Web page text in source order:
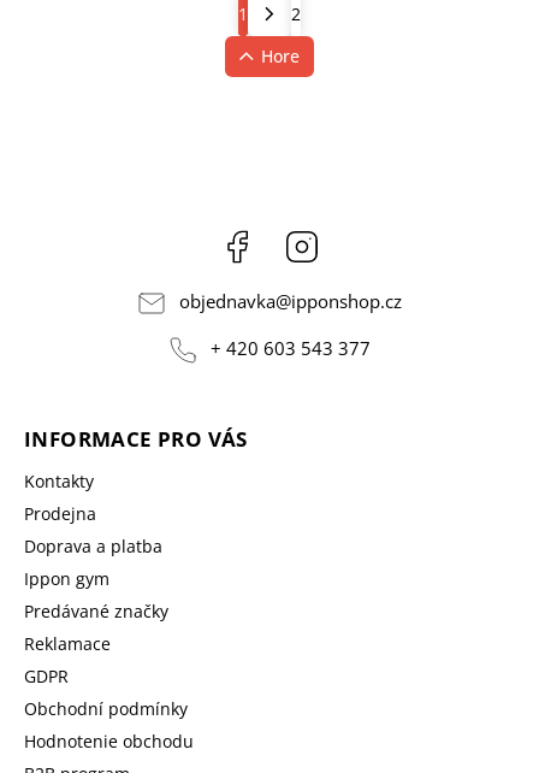
1
2
Hore
Facebook
objednavka@ipponshop.cz
+ 420 603 543 377
INFORMACE PRO VÁS
Kontakty
Prodejna
Doprava a platba
Ippon gym
Predávané značky
Reklamace
GDPR
Obchodní podmínky
Hodnotenie obchodu